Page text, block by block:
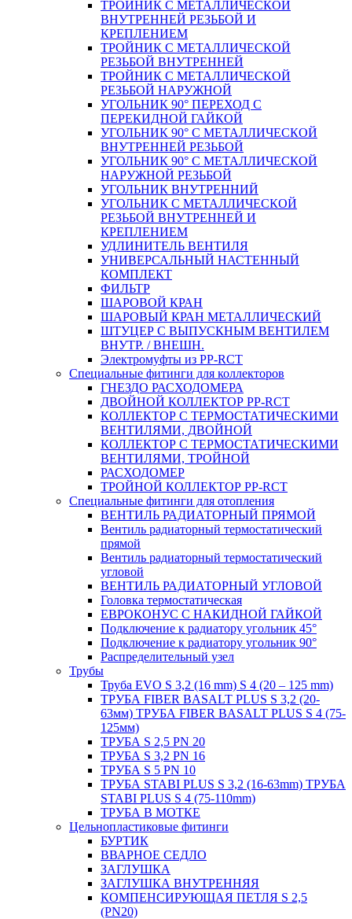
ТРОЙНИК С МЕТАЛЛИЧЕСКОЙ
ВНУТРЕННЕЙ РЕЗЬБОЙ И
КРЕПЛЕНИЕМ
ТРОЙНИК С МЕТАЛЛИЧЕСКОЙ
РЕЗЬБОЙ ВНУТРЕННЕЙ
ТРОЙНИК С МЕТАЛЛИЧЕСКОЙ
РЕЗЬБОЙ НАРУЖНОЙ
УГОЛЬНИК 90° ПЕРЕХОД С
ПЕРЕКИДНОЙ ГАЙКОЙ
УГОЛЬНИК 90° С МЕТАЛЛИЧЕСКОЙ
ВНУТРЕННEЙ РЕЗЬБОЙ
УГОЛЬНИК 90° С МЕТАЛЛИЧЕСКОЙ
НАРУЖНОЙ РЕЗЬБОЙ
УГОЛЬНИК ВНУТРЕННИЙ
УГОЛЬНИК С МЕТАЛЛИЧЕСКОЙ
РЕЗЬБОЙ ВНУТРЕННЕЙ И
КРЕПЛЕНИЕМ
УДЛИНИТЕЛЬ ВЕНТИЛЯ
УНИВЕРСАЛЬНЫЙ НАСТЕННЫЙ
КОМПЛЕКТ
ФИЛЬТР
ШАРОВОЙ КРАН
ШАРОВЫЙ КРАН МЕТАЛЛИЧЕСКИЙ
ШТУЦЕР С ВЫПУСКНЫМ ВЕНТИЛЕМ
ВНУТР. / ВНЕШН.
Электромуфты из PP-RCT
Специальные фитинги для коллекторов
ГНЕЗДО РАСХОДОМЕРА
ДВОЙНОЙ КОЛЛЕКТОР PP-RCT
КОЛЛЕКТОР С ТЕРМОСТАТИЧЕСКИМИ
ВЕНТИЛЯМИ, ДВОЙНОЙ
КОЛЛЕКТОР С ТЕРМОСТАТИЧЕСКИМИ
ВЕНТИЛЯМИ, ТРОЙНОЙ
РАСХОДОМЕР
ТРОЙНОЙ КОЛЛЕКТОР PP-RCT
Специальные фитинги для отопления
ВЕНТИЛЬ РАДИАТОРНЫЙ ПРЯМОЙ
Вентиль радиаторный термостатический
прямой
Вентиль радиаторный термостатический
угловой
ВЕНТИЛЬ РАДИАТОРНЫЙ УГЛОВОЙ
Головка термостатическая
ЕВРОКОНУС С НАКИДНОЙ ГАЙКОЙ
Подключение к радиатору угольник 45°
Подключение к радиатору угольник 90°
Распределительный узел
Трубы
Труба EVO S 3,2 (16 mm) S 4 (20 – 125 mm)
ТРУБА FIBER BASALT PLUS S 3,2 (20-
63мм) ТРУБА FIBER BASALT PLUS S 4 (75-
125мм)
ТРУБА S 2,5 PN 20
ТРУБА S 3,2 PN 16
ТРУБА S 5 PN 10
ТРУБА STABI PLUS S 3,2 (16-63mm) ТРУБА
STABI PLUS S 4 (75-110mm)
ТРУБА В МОТКЕ
Цельнопластиковые фитинги
БУРТИК
ВВАРНОЕ СЕДЛО
ЗАГЛУШКА
ЗАГЛУШКА ВНУТРЕННЯЯ
КОМПЕНСИРУЮЩАЯ ПЕТЛЯ S 2,5
(PN20)